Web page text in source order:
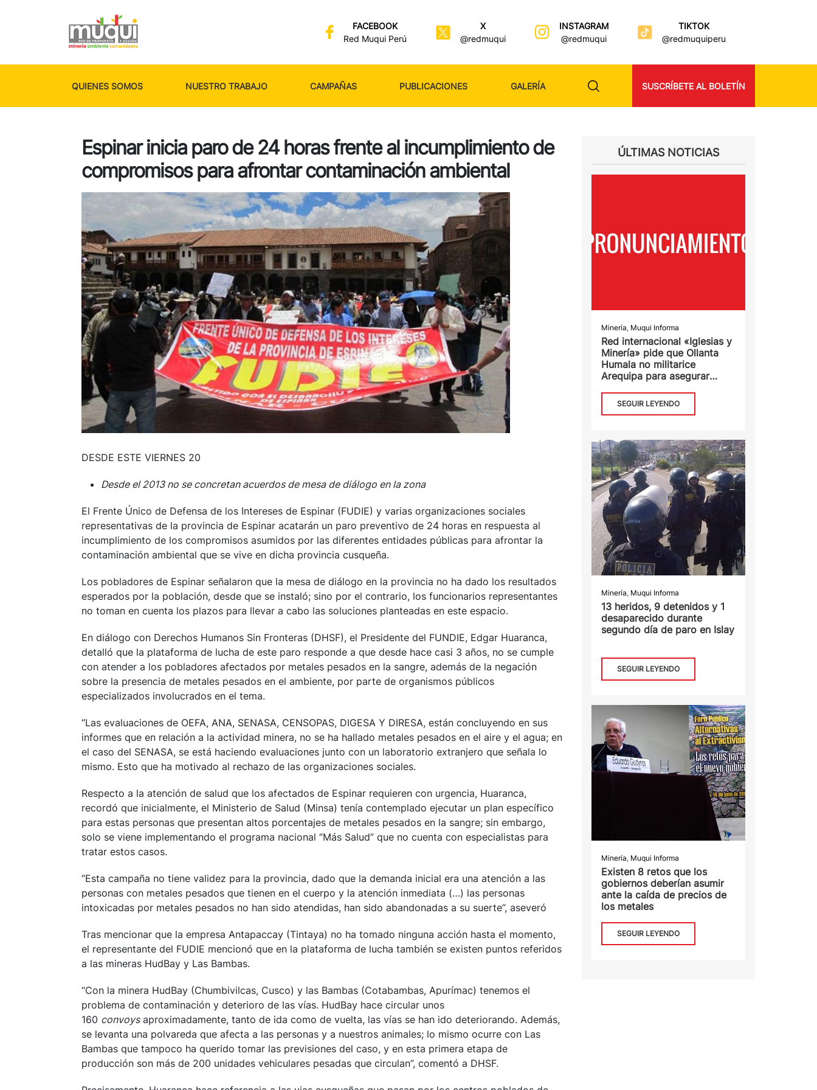
FACEBOOK
Red Muqui Perú
X
@redmuqui
INSTAGRAM
@redmuqui
TIKTOK
@redmuquiperu
QUIENES SOMOS NUESTRO TRABAJO CAMPAÑAS PUBLICACIONES GALERÍA SUSCRÍBETE AL BOLETÍN
Espinar inicia paro de 24 horas frente al incumplimiento de
compromisos para afrontar contaminación ambiental
DESDE ESTE VIERNES 20
Desde el 2013 no se concretan acuerdos de mesa de diálogo en la zona
El Frente Único de Defensa de los Intereses de Espinar (FUDIE) y varias organizaciones sociales
representativas de la provincia de Espinar acatarán un paro preventivo de 24 horas en respuesta al
incumplimiento de los compromisos asumidos por las diferentes entidades públicas para afrontar la
contaminación ambiental que se vive en dicha provincia cusqueña.
Los pobladores de Espinar señalaron que la mesa de diálogo en la provincia no ha dado los resultados
esperados por la población, desde que se instaló; sino por el contrario, los funcionarios representantes
no toman en cuenta los plazos para llevar a cabo las soluciones planteadas en este espacio.
En diálogo con Derechos Humanos Sin Fronteras (DHSF), el Presidente del FUNDIE, Edgar Huaranca,
detalló que la plataforma de lucha de este paro responde a que desde hace casi 3 años, no se cumple
con atender a los pobladores afectados por metales pesados en la sangre, además de la negación
sobre la presencia de metales pesados en el ambiente, por parte de organismos públicos
especializados involucrados en el tema.
“Las evaluaciones de OEFA, ANA, SENASA, CENSOPAS, DIGESA Y DIRESA, están concluyendo en sus
informes que en relación a la actividad minera, no se ha hallado metales pesados en el aire y el agua; en
el caso del SENASA, se está haciendo evaluaciones junto con un laboratorio extranjero que señala lo
mismo. Esto que ha motivado al rechazo de las organizaciones sociales.
Respecto a la atención de salud que los afectados de Espinar requieren con urgencia, Huaranca,
recordó que inicialmente, el Ministerio de Salud (Minsa) tenía contemplado ejecutar un plan específico
para estas personas que presentan altos porcentajes de metales pesados en la sangre; sin embargo,
solo se viene implementando el programa nacional “Más Salud” que no cuenta con especialistas para
tratar estos casos.
“Esta campaña no tiene validez para la provincia, dado que la demanda inicial era una atención a las
personas con metales pesados que tienen en el cuerpo y la atención inmediata (…) las personas
intoxicadas por metales pesados no han sido atendidas, han sido abandonadas a su suerte”, aseveró
Tras mencionar que la empresa Antapaccay (Tintaya) no ha tomado ninguna acción hasta el momento,
el representante del FUDIE mencionó que en la plataforma de lucha también se existen puntos referidos
a las mineras HudBay y Las Bambas.
“Con la minera HudBay (Chumbivilcas, Cusco) y las Bambas (Cotabambas, Apurímac) tenemos el
problema de contaminación y deterioro de las vías. HudBay hace circular unos
160 convoysaproximadamente, tanto de ida como de vuelta, las vías se han ido deteriorando. Además,
se levanta una polvareda que afecta a las personas y a nuestros animales; lo mismo ocurre con Las
Bambas que tampoco ha querido tomar las previsiones del caso, y en esta primera etapa de
producción son más de 200 unidades vehiculares pesadas que circulan”, comentó a DHSF.
ÚLTIMAS NOTICIAS
Minería, Muqui Informa
Red internacional «Iglesias y
Minería» pide que Ollanta
Humala no militarice
Arequipa para asegurar
MaríaSEGUIR LEYENDO
Minería, Muqui Informa
13 heridos, 9 detenidos y 1
desaparecido durante
segundo día de paro en Islay
SEGUIR LEYENDO
Minería, Muqui Informa
Existen 8 retos que los
gobiernos deberían asumir
ante la caída de precios de
los metales
SEGUIR LEYENDO